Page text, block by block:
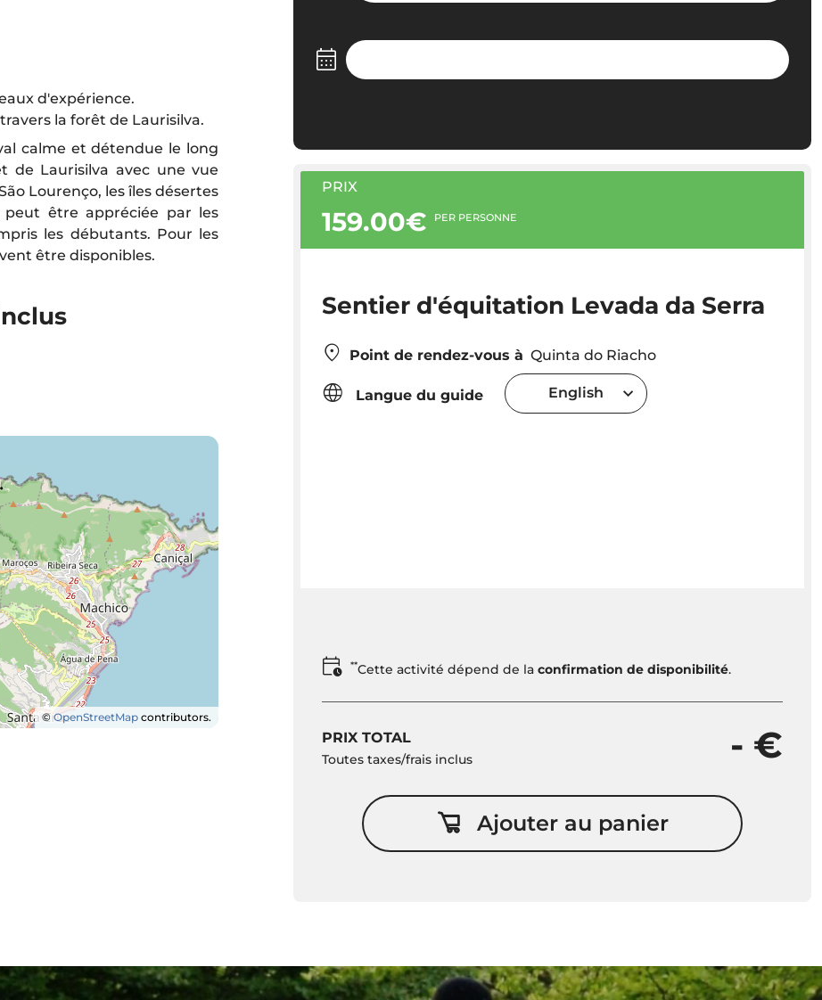
d'expérience.
la forêt de Laurisilva.
calme et détendue le long
de Laurisilva avec une vue
Lourenço, les îles désertes
être appréciée par les
les débutants. Pour les
être disponibles.
©OpenStreetMap contributors.
PRIX
159.00€ PER PERSONNE
Sentier d'équitation Levada da Serra
Point de rendez-vous à Quinta do Riacho
Langue du guide English
**Cette activité dépend de laconfirmation de disponibilité.
PRIX TOTAL
Toutes taxes/frais inclus - €
Ajouter au panier